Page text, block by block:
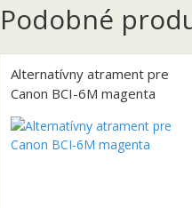
Podobné
Alternatívny atrament pre
Canon BCI-6M magenta